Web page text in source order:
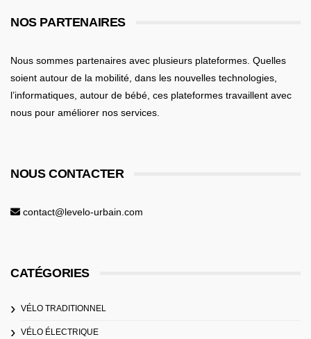
NOS PARTENAIRES
Nous sommes partenaires avec plusieurs plateformes. Quelles
soient autour de la mobilité , dans les nouvelles technologies,
l’informatiques, autour de bébé , ces plateformes travaillent avec
nous pour améliorer nos services.
NOUS CONTACTER
contact@levelo-urbain.com
CATÉGORIES
VÉLO TRADITIONNEL
VÉLO ÉLECTRIQUE